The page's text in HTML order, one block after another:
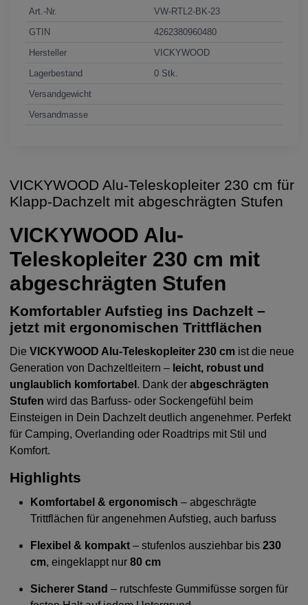
Art.-Nr.
VW-RTL2-BK-23
GTIN
4262380960480
Hersteller
VICKYWOOD
Lagerbestand
0 Stk.
Versandgewicht
Versandmasse
VICKYWOOD Alu-Teleskopleiter 230 cm für
Klapp-Dachzelt mit abgeschrägten Stufen
VICKYWOOD Alu-
Teleskopleiter 230 cm mit
abgeschrägten Stufen
Komfortabler Aufstieg ins Dachzelt –
jetzt mit ergonomischen Trittflächen
DieVICKYWOOD Alu-Teleskopleiter 230 cm ist die neue
Generation von Dachzeltleitern – leicht, robust und
unglaublich komfortabel . Dank derabgeschrägten
Stufen wird das Barfuss- oder Sockengefühl beim
Einsteigen in Dein Dachzelt deutlich angenehmer. Perfekt
für Camping, Overlanding oder Roadtrips mit Stil und
Komfort.
Highlights
Komfortabel & ergonomisch – abgeschrägte
Trittflächen für angenehmen Aufstieg, auch barfuss
Flexibel & kompakt – stufenlos ausziehbar bis230
cm, eingeklappt nur80 cm
Sicherer Stand – rutschfeste Gummifüsse sorgen für